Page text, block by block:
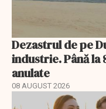
Dezastrul de pe
industrie. Până
anulate
08 AUGUST 2026